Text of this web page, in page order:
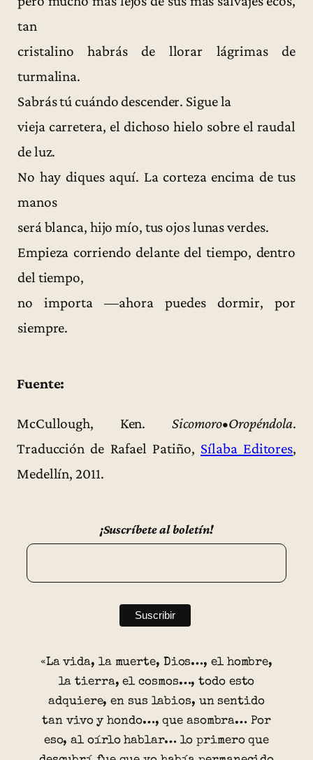
tan
cristalino habrás de llorar lágrimas de
turmalina.
Sabrás tú cuándo descender. Sigue la
vieja carretera, el dichoso hielo sobre el raudal
de luz.
No hay diques aquí. La corteza encima de tus
manos
será blanca, hijo mío, tus ojos lunas verdes.
Empieza corriendo delante del tiempo, dentro
del tiempo,
no importa —ahora puedes dormir, por
siempre.
Fuente:
McCullough, Ken. Sicomoro•Oropéndola.
Traducción de Rafael Patiño, Sílaba Editores,
Medellín, 2011.
¡Suscríbete al boletín!
«La vida, la muerte, Dios…, el hombre,
la tierra, el cosmos…, todo esto
adquiere, en sus labios, un sentido
tan vivo y hondo…, que asombra… Por
eso, al oírlo hablar… lo primero que